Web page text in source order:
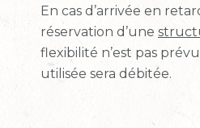
En cas d’arrivée en
réservation d’une
flexibilité n’est pas
utilisée sera débitée.